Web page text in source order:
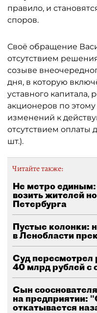
правило, и
споров.
Своё обращение
отсутствием
созыве
дня, в которую
уставного
акционеров по этому
изменений к
отсутствием оплаты
шт.).
Читайте также:
Не метро единым:
возить жителей
Петербурга
Пустые колонки:
в Ленобласти
Суд пересмотрел
40 млрд рублей с
Сын
на предприятии:
откатывается